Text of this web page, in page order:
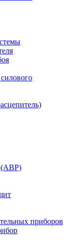
(АВР)
приборов